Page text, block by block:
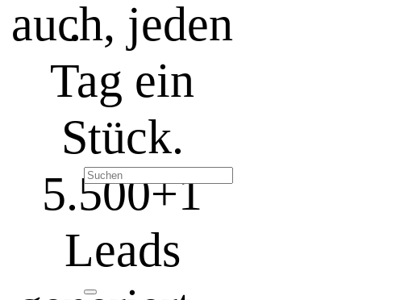
auch, jeden
Tag ein
Stück.
5.500+1
Leads